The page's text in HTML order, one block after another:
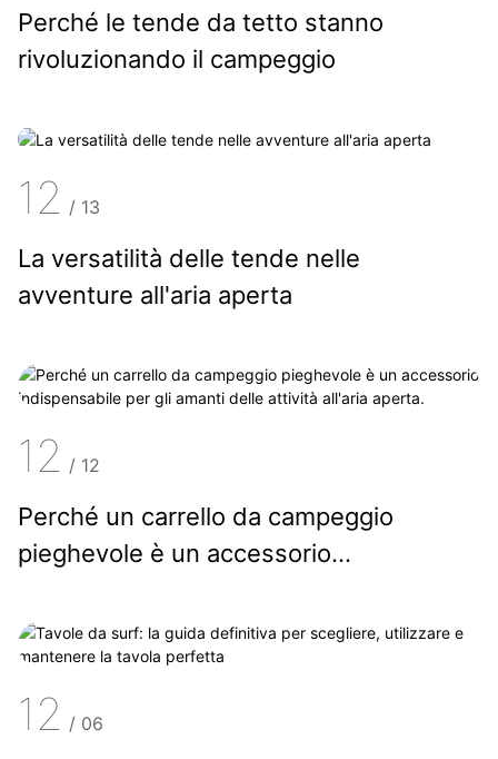
Perché le tende da tetto stanno
rivoluzionando il campeggio
12 / 13
La versatilità delle tende nelle
avventure all'aria aperta
12 / 12
Perché un carrello da campeggio
pieghevole è un accessorio
attività all'aria aperta.
12 / 06